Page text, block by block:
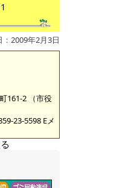
：2009年2月3日
161-2 （市役
23-5598 Eメ